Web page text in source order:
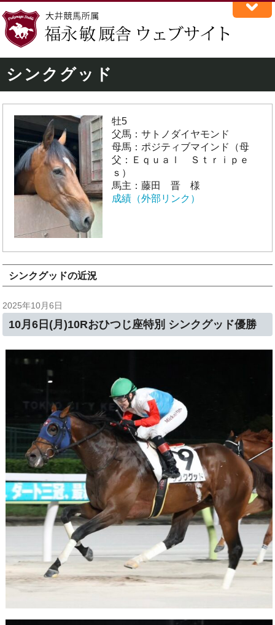
シンクグッド
牡5
父馬：サトノダイヤモンド
母馬：ポジティブマインド（母
父：Ｅｑｕａｌ Ｓｔｒｉｐｅ
ｓ）
馬主：藤田 晋 様
成績（外部リンク）
シンクグッドの近況
2025年10月6日
10月6日(月)10Rおひつじ座特別 シンクグッド優勝